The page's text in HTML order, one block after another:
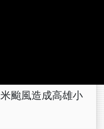
颱風造成高雄小